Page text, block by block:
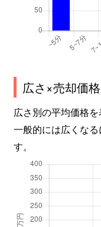
広さ×売却価格
広さ別の平均価格を
一般的には広くな
す。